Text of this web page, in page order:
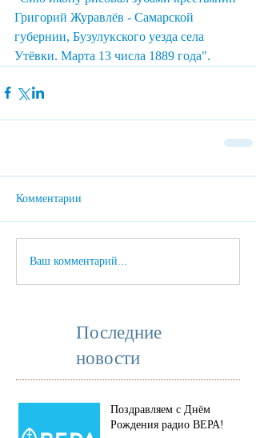
Григорий Журавлёв - Самарской
губернии, Бузулукского уезда села
Утёвки. Марта 13 числа 1889 года".
Комментарии
Ваш комментарий...
Последние
новости
Поздравляем с Днём
Рождения радио ВЕРА!